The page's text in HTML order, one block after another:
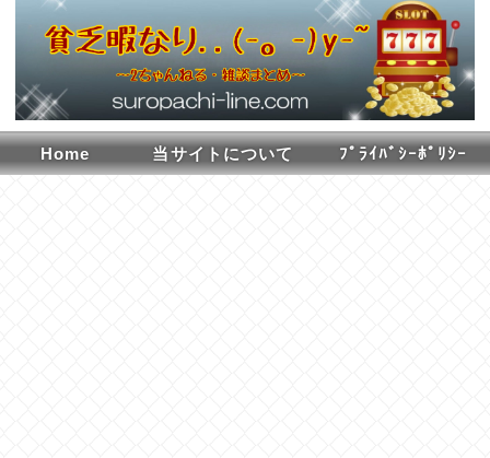
Home 当サイトについて ﾌﾟﾗｲﾊﾞｼｰﾎﾟﾘｼｰ